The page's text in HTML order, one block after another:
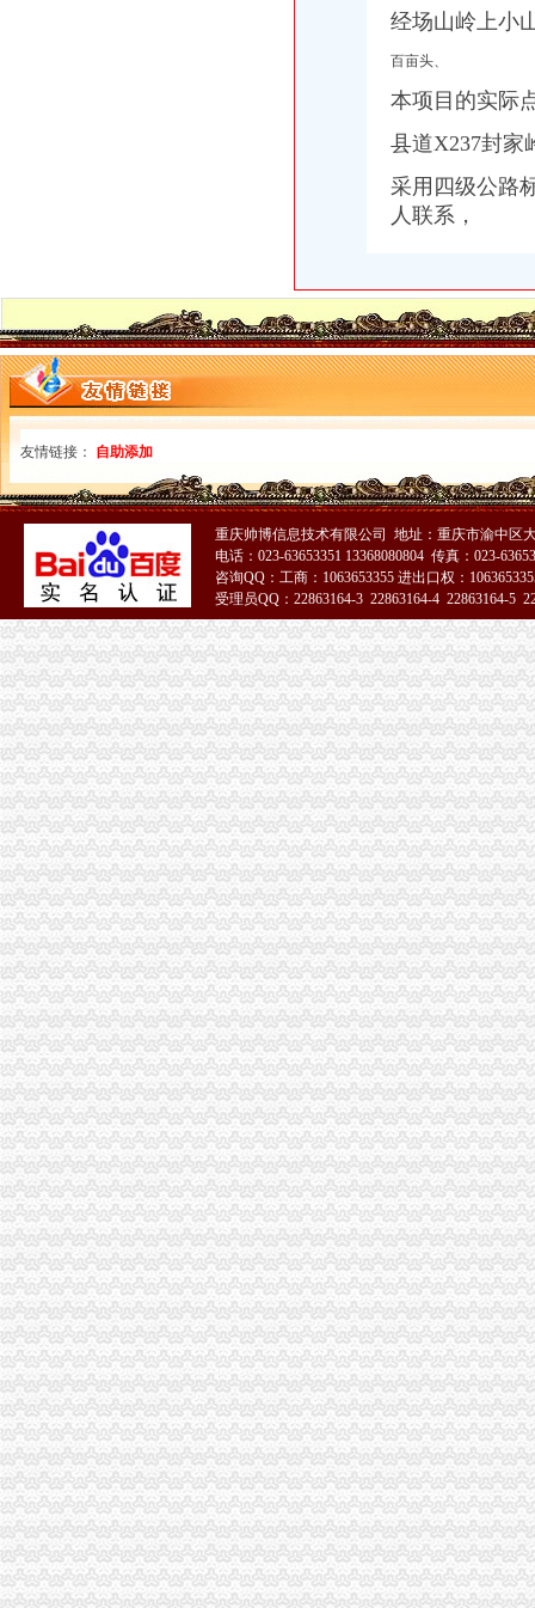
经场山岭上小
百亩头、
本项目的实际
县道X237封家
采用四级公路
人联系，
友情链接： 自助添加
重庆帅博信息技术有限公司 地址：重庆市渝中区
电话：023-63653351 13368080804 传真：023-
咨询QQ：工商：1063653355 进出口权：
受理员QQ：22863164-3 22863164-4 22863164-5
51La